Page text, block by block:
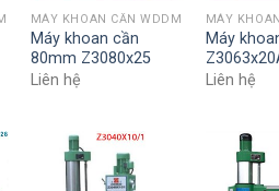
MÁY KHOAN CẦN WDDM
Máy khoan cần
80mm Z3080x25
Liên hệ
MÁY
Máy
Liên hệ